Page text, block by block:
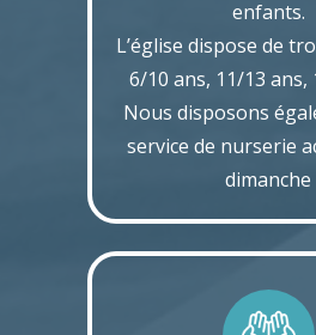
enfants.
L’église dispose de
6/10 ans, 11/13 ans,
Nous disposons
service de nurserie
dimanche